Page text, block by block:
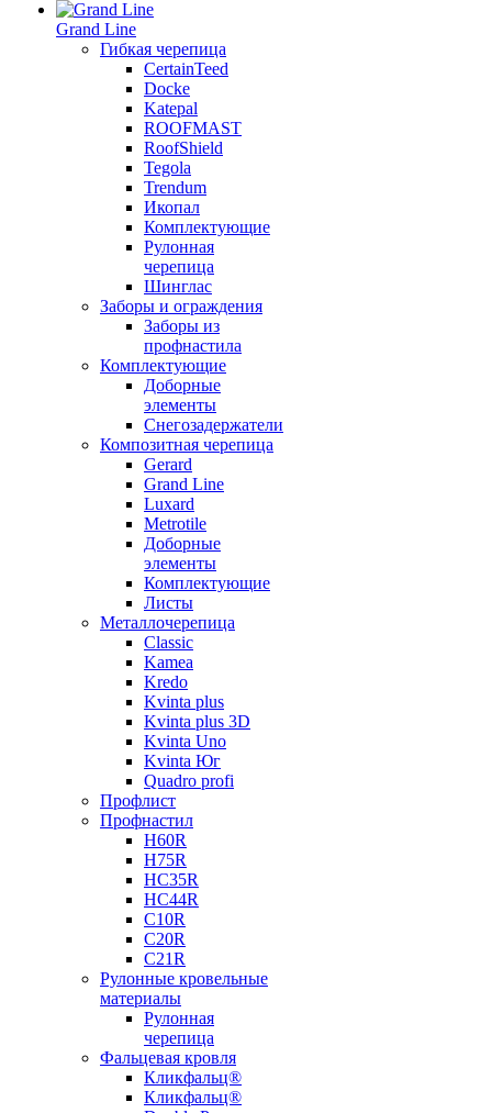
Grand Line
Гибкая черепица
CertainTeed
Docke
Katepal
ROOFMAST
RoofShield
Tegola
Trendum
Икопал
Комплектующие
Рулонная
черепица
Шинглас
Заборы и ограждения
Заборы из
профнастила
Комплектующие
Доборные
элементы
Снегозадержатели
Композитная черепица
Gerard
Grand Line
Luxard
Metrotile
Доборные
элементы
Комплектующие
Листы
Металлочерепица
Classic
Kamea
Kredo
Kvinta plus
Kvinta plus 3D
Kvinta Uno
Kvinta Юг
Quadro profi
Профлист
Профнастил
Н60R
Н75R
НС35R
НС44R
С10R
С20R
С21R
Рулонные кровельные
материалы
Рулонная
черепица
Фальцевая кровля
Кликфальц®
Кликфальц®